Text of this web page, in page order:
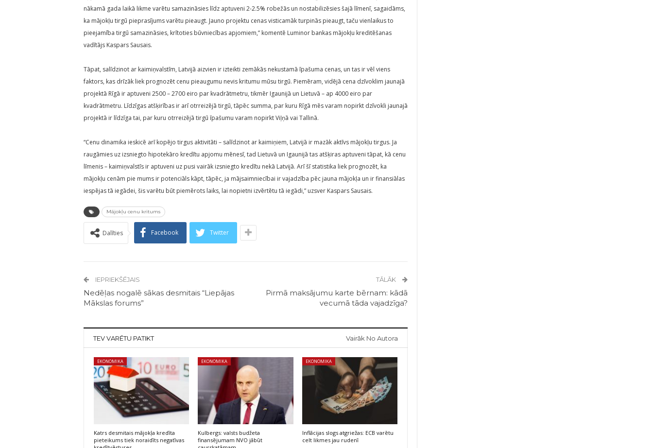
nākamā gada laikā likme varētu samazināsies līdz aptuveni 2-2.5% robežās un nostabilizēsies šajā līmenī, sagaidāms,
ka mājokļu tirgū pieprasījums varētu pieaugt. Jauno projektu cenas visticamāk turpinās pieaugt, taču vienlaikus to
pieejamība tirgū samazināsies, krītoties būvniecības apjomiem,” komentē Luminor bankas mājokļu kreditēšanas
vadītājs Kaspars Sausais.
Tāpat, salīdzinot ar kaimiņvalstīm, Latvijā aizvien ir izteikti zemākās nekustamā īpašuma cenas, un tas ir vēl viens
faktors, kas drīzāk liek prognozēt cenu pieaugumu nevis kritumu mūsu tirgū. Piemēram, vidējā cena dzīvoklim jaunajā
projektā Rīgā ir aptuveni 2500 – 2700 eiro par kvadrātmetru, tikmēr Igaunijā un Lietuvā – ap 4000 eiro par
kvadrātmetru. Līdzīgas atšķirības ir arī otrreizējā tirgū, tāpēc summa, par kuru Rīgā mēs varam nopirkt dzīvokli jaunajā
projektā ir līdzīga tai, par kuru otrreizējā tirgū īpašumu varam nopirkt Viļņā vai Tallinā.
“Cenu dinamika ieskicē arī kopējo tirgus aktivitāti – salīdzinot ar kaimiņiem, Latvijā ir mazāk aktīvs mājokļu tirgus. Ja
raugāmies uz izsniegto hipotekāro kredītu apjomu mēnesī, tad Lietuvā un Igaunijā tas atšķiras aptuveni tāpat, kā cenu
līmenis – kaimiņvalstīs ir aptuveni uz pusi vairāk izsniegto kredītu nekā Latvijā. Arī šī statistika liek prognozēt, ka
mājokļu cenām pie mums ir potenciāls kāpt, tāpēc, ja mājsaimniecībai ir vajadzība pēc jauna mājokļa un ir finansiālas
iespējas tā iegādei, šis varētu būt piemērots laiks, lai nopietni izvērtētu tā iegādi,” uzsver Kaspars Sausais.
Mājokļu cenu kritums
Dalīties Facebook Twitter
IEPRIEKŠĒJAIS
Nedēļas nogalē sākas desmitais “Liepājas
Mākslas forums”
TĀLĀK
Pirmā maksājumu karte bērnam: kādā
vecumā tāda vajadzīga?
TEV VARĒTU PATIKT Vairāk No Autora
EKONOMIKA
Katrs desmitais mājokļa kredīta
pieteikums tiek noraidīts negatīvas
EKONOMIKA
Kulbergs: valsts budžeta
finansējumam NVO jābūt
EKONOMIKA
Inflācijas slogs atgriežas: ECB varētu
celt likmes jau rudenī